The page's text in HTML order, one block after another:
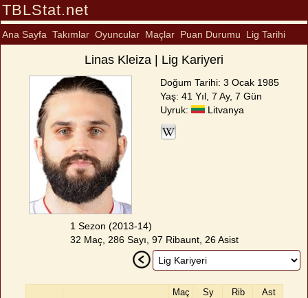
TBLStat.net
Ana Sayfa Takımlar Oyuncular Maçlar Puan Durumu Lig Tarihi
Linas Kleiza | Lig Kariyeri
Doğum Tarihi: 3 Ocak 1985
Yaş: 41 Yıl, 7 Ay, 7 Gün
Uyruk:
Litvanya
1 Sezon (2013-14)
32 Maç, 286 Sayı, 97 Ribaunt, 26 Asist
Maç Sy Rib Ast